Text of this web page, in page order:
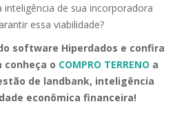
de sua incorporadora
essa viabilidade?
software Hiperdados e confira
conheça o COMPRO TERRENO a
de landbank, inteligência
econômica financeira!